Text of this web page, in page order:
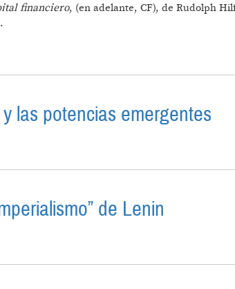
financiero, (en adelante, CF), de Rudolph
las potencias emergentes
de Lenin